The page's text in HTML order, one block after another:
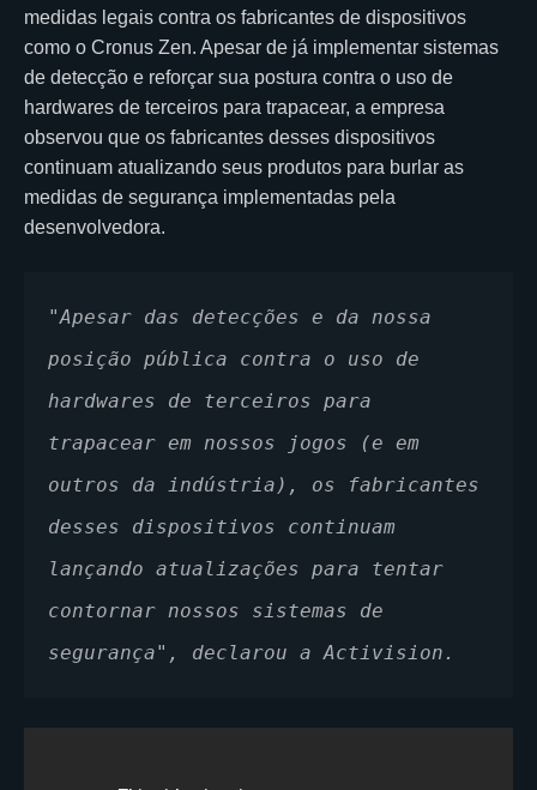
medidas legais contra os fabricantes de dispositivos
como o Cronus Zen. Apesar de já implementar sistemas
de detecção e reforçar sua postura contra o uso de
hardwares de terceiros para trapacear, a empresa
observou que os fabricantes desses dispositivos
continuam atualizando seus produtos para burlar as
medidas de segurança implementadas pela
desenvolvedora.
"Apesar das detecções e da nossa
posição pública contra o uso de
hardwares de terceiros para
trapacear em nossos jogos (e em
outros da indústria), os fabricantes
desses dispositivos continuam
lançando atualizações para tentar
contornar nossos sistemas de
segurança", declarou a Activision.